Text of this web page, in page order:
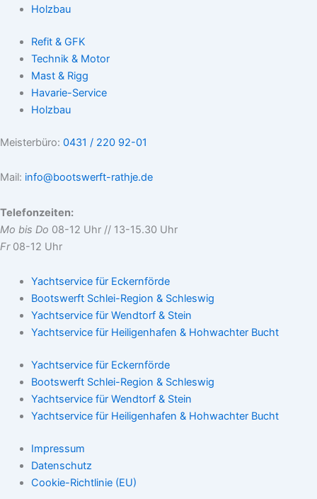
Holzbau
Refit & GFK
Technik & Motor
Mast & Rigg
Havarie-Service
Holzbau
Meisterbüro: 0431 / 220 92-01
Mail: info@bootswerft-rathje.de
Telefonzeiten:
Mo bis Do 08-12 Uhr // 13-15.30 Uhr
Fr 08-12 Uhr
Yachtservice für Eckernförde
Bootswerft Schlei-Region & Schleswig
Yachtservice für Wendtorf & Stein
Yachtservice für Heiligenhafen & Hohwachter Bucht
Yachtservice für Eckernförde
Bootswerft Schlei-Region & Schleswig
Yachtservice für Wendtorf & Stein
Yachtservice für Heiligenhafen & Hohwachter Bucht
Impressum
Datenschutz
Cookie-Richtlinie (EU)